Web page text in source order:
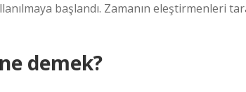
başlandı. Zamanın eleştirmenleri
demek?